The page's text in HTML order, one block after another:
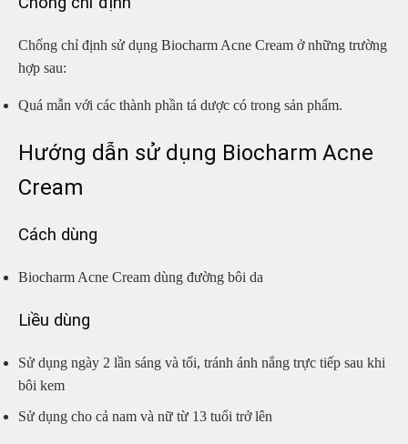
Chống chỉ định sử dụng Biocharm Acne Cream ở những trường
hợp sau:
Quá mẫn với các thành phần tá dược có trong sản phẩm.
Hướng dẫn sử dụng Biocharm Acne
Cream
Cách dùng
Biocharm Acne Cream dùng đường bôi da
Liều dùng
Sử dụng ngày 2 lần sáng và tối, tránh ánh nắng trực tiếp sau khi
bôi kem
Sử dụng cho cả nam và nữ từ 13 tuổi trở lên